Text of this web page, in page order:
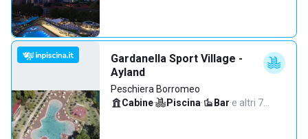
Gardanella Sport Village -
Ayland
Peschiera Borromeo
Cabine· Piscina· Bar·e altri 7…